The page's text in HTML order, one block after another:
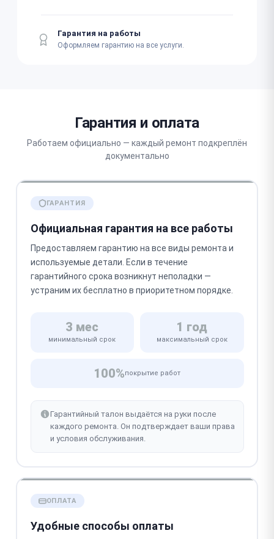
Гарантия на работы
Оформляем гарантию на все услуги.
Гарантия и оплата
Работаем официально — каждый ремонт подкреплён
документально
ГАРАНТИЯ
Официальная гарантия на все работы
Предоставляем гарантию на все виды ремонта и
используемые детали. Если в течение
гарантийного срока возникнут неполадки —
устраним их бесплатно в приоритетном порядке.
3 мес
минимальный срок
1 год
максимальный срок
100%покрытие работ
Гарантийный талон выдаётся на руки после
каждого ремонта. Он подтверждает ваши права
и условия обслуживания.
ОПЛАТА
Удобные способы оплаты